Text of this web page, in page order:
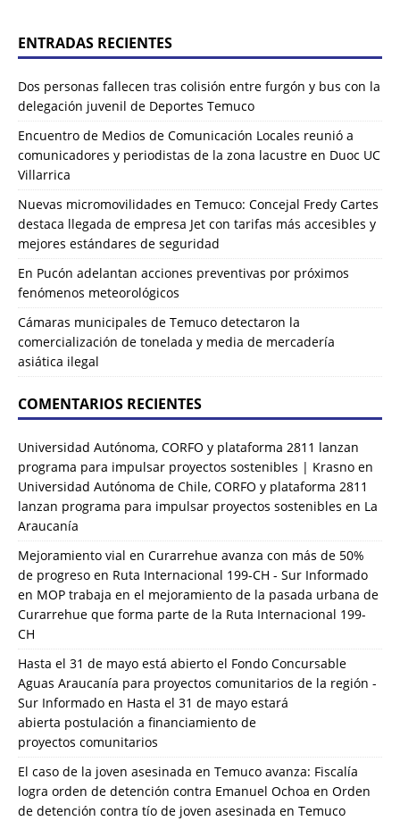
ENTRADAS RECIENTES
Dos personas fallecen tras colisión entre furgón y bus con la
delegación juvenil de Deportes Temuco
Encuentro de Medios de Comunicación Locales reunió a
comunicadores y periodistas de la zona lacustre en Duoc UC
Villarrica
Nuevas micromovilidades en Temuco: Concejal Fredy Cartes
destaca llegada de empresa Jet con tarifas más accesibles y
mejores estándares de seguridad
En Pucón adelantan acciones preventivas por próximos
fenómenos meteorológicos
Cámaras municipales de Temuco detectaron la
comercialización de tonelada y media de mercadería
asiática ilegal
COMENTARIOS RECIENTES
Universidad Autónoma, CORFO y plataforma 2811 lanzan
programa para impulsar proyectos sostenibles | Krasno en
Universidad Autónoma de Chile, CORFO y plataforma 2811
lanzan programa para impulsar proyectos sostenibles en La
Araucanía
Mejoramiento vial en Curarrehue avanza con más de 50%
de progreso en Ruta Internacional 199-CH - Sur Informado
en MOP trabaja en el mejoramiento de la pasada urbana de
Curarrehue que forma parte de la Ruta Internacional 199-
CH
Hasta el 31 de mayo está abierto el Fondo Concursable
Aguas Araucanía para proyectos comunitarios de la región -
Sur Informado en Hasta el 31 de mayo estará
abierta postulación a financiamiento de
proyectos comunitarios
El caso de la joven asesinada en Temuco avanza: Fiscalía
logra orden de detención contra Emanuel Ochoa en Orden
de detención contra tío de joven asesinada en Temuco